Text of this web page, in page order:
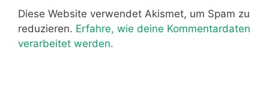
Diese Website verwendet Akismet, um Spam zu
reduzieren. Erfahre, wie deine Kommentardaten
verarbeitet werden.